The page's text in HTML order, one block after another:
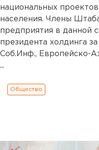
национальных
населения. Члены
предприятия в данной
президента холдинга
Соб.Инф., Европейско-
...
Общество